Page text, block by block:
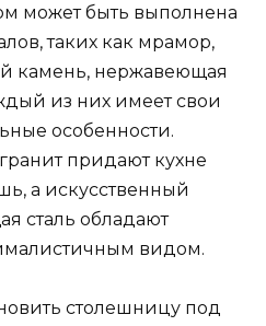
может быть выполнена
таких как мрамор,
камень, нержавеющая
из них имеет свои
особенности.
придают кухне
а искусственный
сталь обладают
видом.
столешницу под